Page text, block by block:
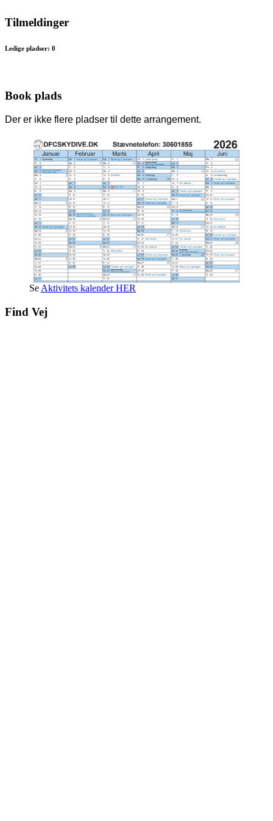
Tilmeldinger
Ledige pladser: 0
Book plads
Der er ikke flere pladser til dette arrangement.
Se Aktivitets kalender HER
Find Vej